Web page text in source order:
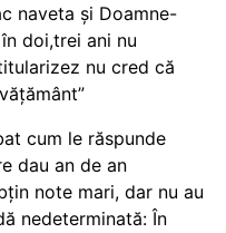
naveta și Doamne-
doi,trei ani nu
nu cred că
cum le răspunde
dau an de an
note mari, dar nu au
nedeterminată: În